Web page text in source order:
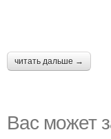
читать дальше →
Вас может